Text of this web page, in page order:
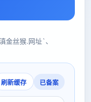
丝猴.网址`、
刷新缓存 已备案